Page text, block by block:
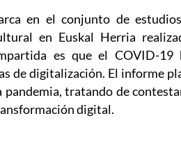
en el conjunto de
en Euskal Herria
es que el COVID-19
de digitalización. El informe
pandemia, tratando de
digital.